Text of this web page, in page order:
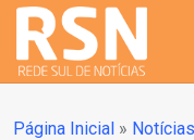
Página Inicial » Notícias